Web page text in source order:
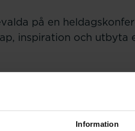
Information
på en
inspiration och utbyta